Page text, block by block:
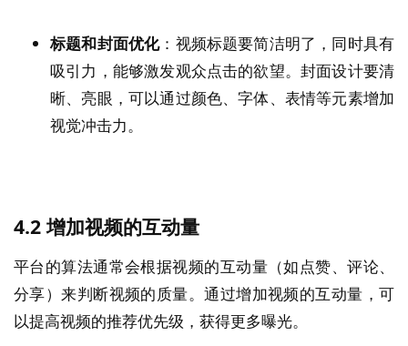
标题和封面优化：视频标题要简洁明了，同时具有
吸引力，能够激发观众点击的欲望。封面设计要清
晰、亮眼，可以通过颜色、字体、表情等元素增加
视觉冲击力。
4.2增加视频的互动量
平台的算法通常会根据视频的互动量（如点赞、评论、
分享）来判断视频的质量。通过增加视频的互动量，可
以提高视频的推荐优先级，获得更多曝光。